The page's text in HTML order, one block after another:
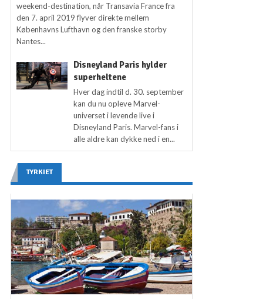
weekend-destination, når Transavia France fra
den 7. april 2019 flyver direkte mellem
Københavns Lufthavn og den franske storby
Nantes...
Disneyland Paris hylder
superheltene
Hver dag indtil d. 30. september
kan du nu opleve Marvel-
universet i levende live i
Disneyland Paris. Marvel-fans i
alle aldre kan dykke ned i en...
TYRKIET